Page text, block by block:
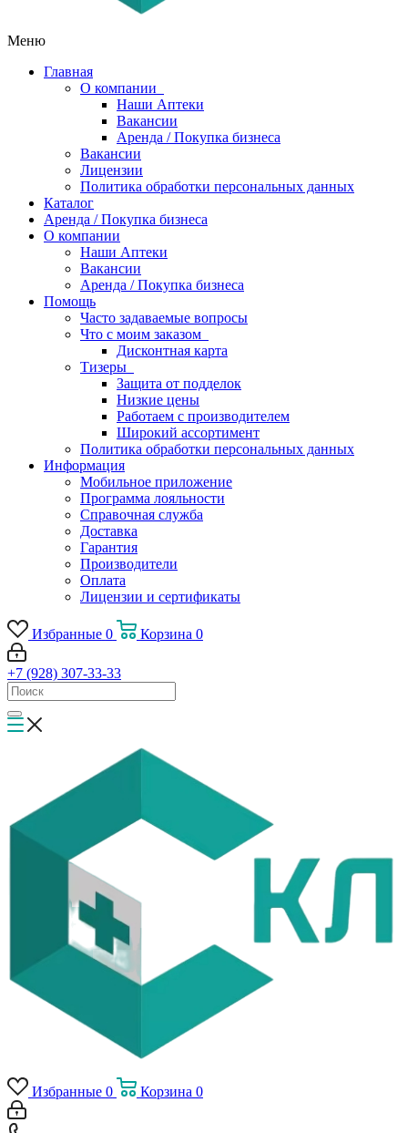
Меню
Главная
О компании
Наши Аптеки
Вакансии
Аренда / Покупка бизнеса
Вакансии
Лицензии
Политика обработки персональных данных
Каталог
Аренда / Покупка бизнеса
О компании
Наши Аптеки
Вакансии
Аренда / Покупка бизнеса
Помощь
Часто задаваемые вопросы
Что с моим заказом
Дисконтная карта
Тизеры
Защита от подделок
Низкие цены
Работаем с производителем
Широкий ассортимент
Политика обработки персональных данных
Информация
Мобильное приложение
Программа лояльности
Справочная служба
Доставка
Гарантия
Производители
Оплата
Лицензии и сертификаты
Избранные 0 Корзина 0
+7 (928) 307-33-33
Избранные 0 Корзина 0